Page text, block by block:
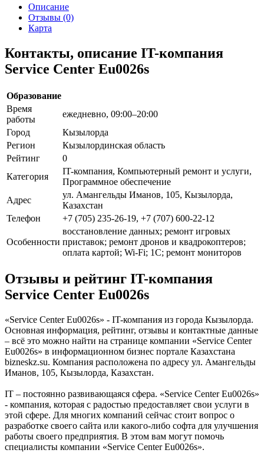
Описание
Отзывы (0)
Карта
Контакты, описание IT-компания
Service Center Eu0026s
Образование
Время
работы
ежедневно, 09:00–20:00
Город
Кызылорда
Регион
Кызылординская область
Рейтинг
0
Категория
IT-компания, Компьютерный ремонт и услуги,
Программное обеспечение
Адрес
ул. Амангельды Иманов, 105, Кызылорда,
Казахстан
Телефон
+7 (705) 235-26-19, +7 (707) 600-22-12
Особенности
восстановление данных; ремонт игровых
приставок; ремонт дронов и квадрокоптеров;
оплата картой; Wi-Fi; 1С; ремонт мониторов
Отзывы и рейтинг IT-компания
Service Center Eu0026s
«Service Center Eu0026s» - IT-компания из города Кызылорда.
Основная информация, рейтинг, отзывы и контактные данные
– всё это можно найти на странице компании «Service Center
Eu0026s» в информационном бизнес портале Казахстана
bizneskz.su. Компания расположена по адресу ул. Амангельды
Иманов, 105, Кызылорда, Казахстан.
IT – постоянно развивающаяся сфера. «Service Center Eu0026s»
- компания, которая с радостью предоставляет свои услуги в
этой сфере. Для многих компаний сейчас стоит вопрос о
разработке своего сайта или какого-либо софта для улучшения
работы своего предприятия. В этом вам могут помочь
специалисты компании «Service Center Eu0026s».